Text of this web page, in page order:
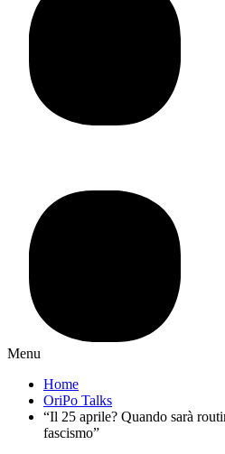
Menu
Home
OriPo Talks
“Il 25 aprile? Quando sarà
fascismo”